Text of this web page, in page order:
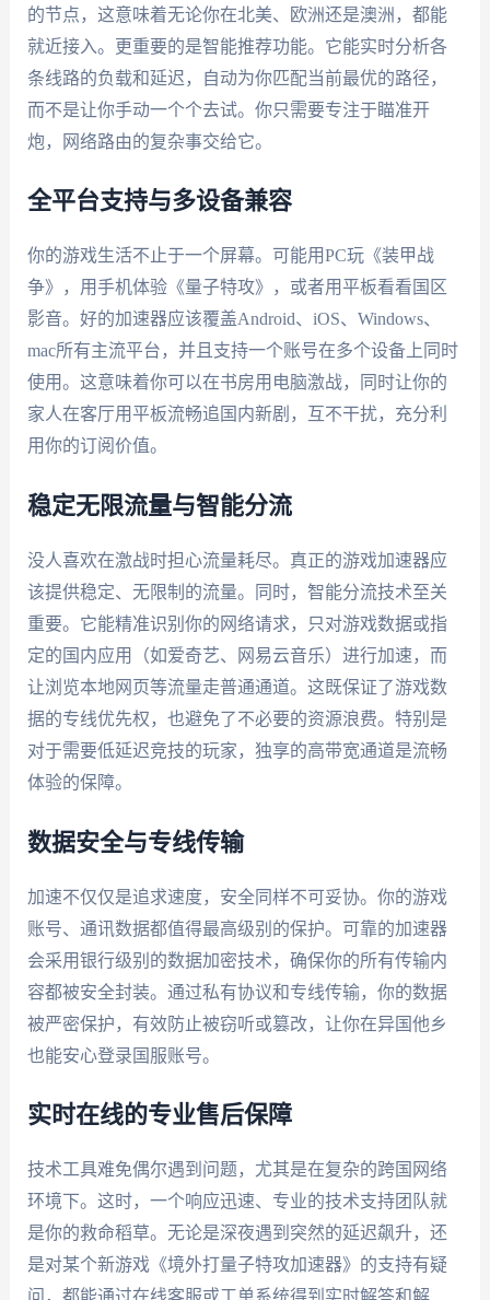
的节点，这意味着无论你在北美、欧洲还是澳洲，都能
就近接入。更重要的是智能推荐功能。它能实时分析各
条线路的负载和延迟，自动为你匹配当前最优的路径，
而不是让你手动一个个去试。你只需要专注于瞄准开
炮，网络路由的复杂事交给它。
全平台支持与多设备兼容
你的游戏生活不止于一个屏幕。可能用PC玩《装甲战
争》，用手机体验《量子特攻》，或者用平板看看国区
影音。好的加速器应该覆盖Android、iOS、Windows、
mac所有主流平台，并且支持一个账号在多个设备上同时
使用。这意味着你可以在书房用电脑激战，同时让你的
家人在客厅用平板流畅追国内新剧，互不干扰，充分利
用你的订阅价值。
稳定无限流量与智能分流
没人喜欢在激战时担心流量耗尽。真正的游戏加速器应
该提供稳定、无限制的流量。同时，智能分流技术至关
重要。它能精准识别你的网络请求，只对游戏数据或指
定的国内应用（如爱奇艺、网易云音乐）进行加速，而
让浏览本地网页等流量走普通通道。这既保证了游戏数
据的专线优先权，也避免了不必要的资源浪费。特别是
对于需要低延迟竞技的玩家，独享的高带宽通道是流畅
体验的保障。
数据安全与专线传输
加速不仅仅是追求速度，安全同样不可妥协。你的游戏
账号、通讯数据都值得最高级别的保护。可靠的加速器
会采用银行级别的数据加密技术，确保你的所有传输内
容都被安全封装。通过私有协议和专线传输，你的数据
被严密保护，有效防止被窃听或篡改，让你在异国他乡
也能安心登录国服账号。
实时在线的专业售后保障
技术工具难免偶尔遇到问题，尤其是在复杂的跨国网络
环境下。这时，一个响应迅速、专业的技术支持团队就
是你的救命稻草。无论是深夜遇到突然的延迟飙升，还
是对某个新游戏《境外打量子特攻加速器》的支持有疑